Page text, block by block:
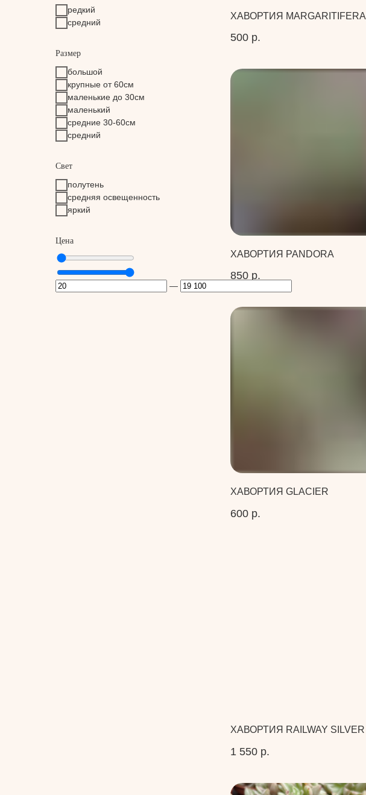
редкий
средний
Размер
большой
крупные от 60см
маленькие до 30см
маленький
средние 30-60см
средний
Свет
полутень
средняя освещенность
яркий
Цена
—
ХАВОРТИЯ MARGARITIFERA
500 р.
ХАВОРТИЯ PANDORA
850 р.
ХАВОРТИЯ GLACIER
600 р.
ХАВОРТИЯ RAILWAY SILVER
1 550 р.